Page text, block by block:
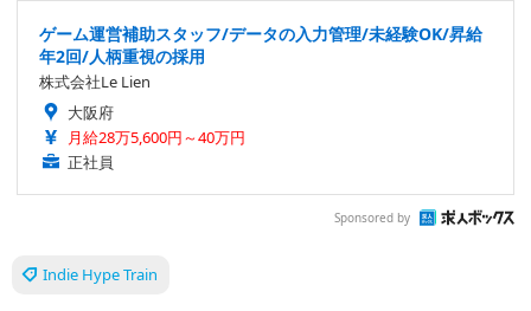
ゲーム運営補助スタッフ/データの入力管理/未経験OK/昇給
年2回/人柄重視の採用
株式会社Le Lien
大阪府
月給28万5,600円～40万円
正社員
Sponsored by
Indie Hype Train